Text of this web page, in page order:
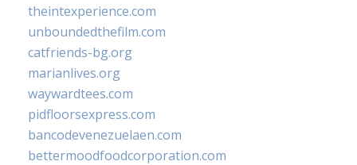
theintexperience.com
unboundedthefilm.com
catfriends-bg.org
marianlives.org
waywardtees.com
pidfloorsexpress.com
bancodevenezuelaen.com
bettermoodfoodcorporation.com